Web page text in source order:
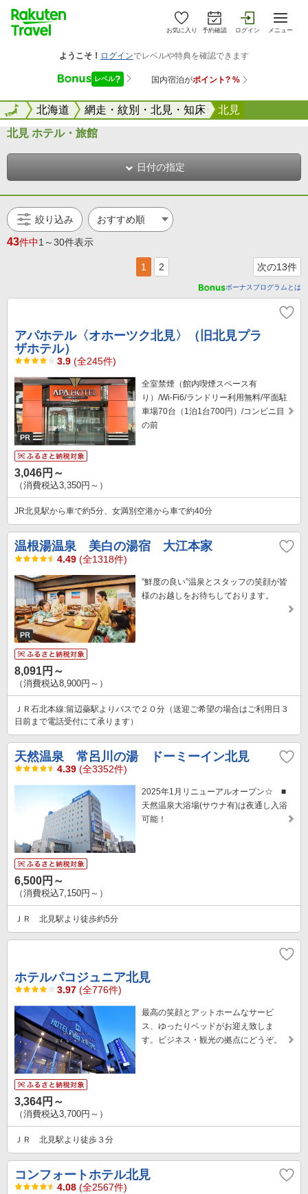
お気に入り 予約確認 ログイン メニュー
全国北海道 網走・紋別・北見・知床 北見
全国
北見 ホテル・旅館
日付の指定
絞り込み
43件中1～30件表示
1 2 次の13件
ボーナスプログラムとは
アパホテル〈オホーツク北見〉（旧北見プラ
ザホテル）
3.9 (全245件)
全室禁煙（館内喫煙スペース有
り）/Wi-Fi6/ランドリー利用無料/平面駐
車場70台（1泊1台700円）/コンビニ目
の前
3,046円～
（消費税込3,350円～）
JR北見駅から車で約5分、女満別空港から車で約40分
温根湯温泉 美白の湯宿 大江本家
4.49 (全1318件)
”鮮度の良い”温泉とスタッフの笑顔が皆
様のお越しをお待ちしております。
8,091円～
（消費税込8,900円～）
ＪＲ石北本線:留辺蘂駅よりバスで２０分（送迎ご希望の場合はご利用日３
日前まで電話受付にて承ります）
天然温泉 常呂川の湯 ドーミーイン北見
4.39 (全3352件)
2025年1月リニューアルオープン☆ ■
天然温泉大浴場(サウナ有)は夜通し入浴
可能！
6,500円～
（消費税込7,150円～）
ＪＲ 北見駅より徒歩約5分
ホテルパコジュニア北見
3.97 (全776件)
最高の笑顔とアットホームなサービ
ス、ゆったりベッドがお迎え致しま
す。ビジネス・観光の拠点にどうぞ。
3,364円～
（消費税込3,700円～）
ＪＲ 北見駅より徒歩３分
コンフォートホテル北見
4.08 (全2567件)